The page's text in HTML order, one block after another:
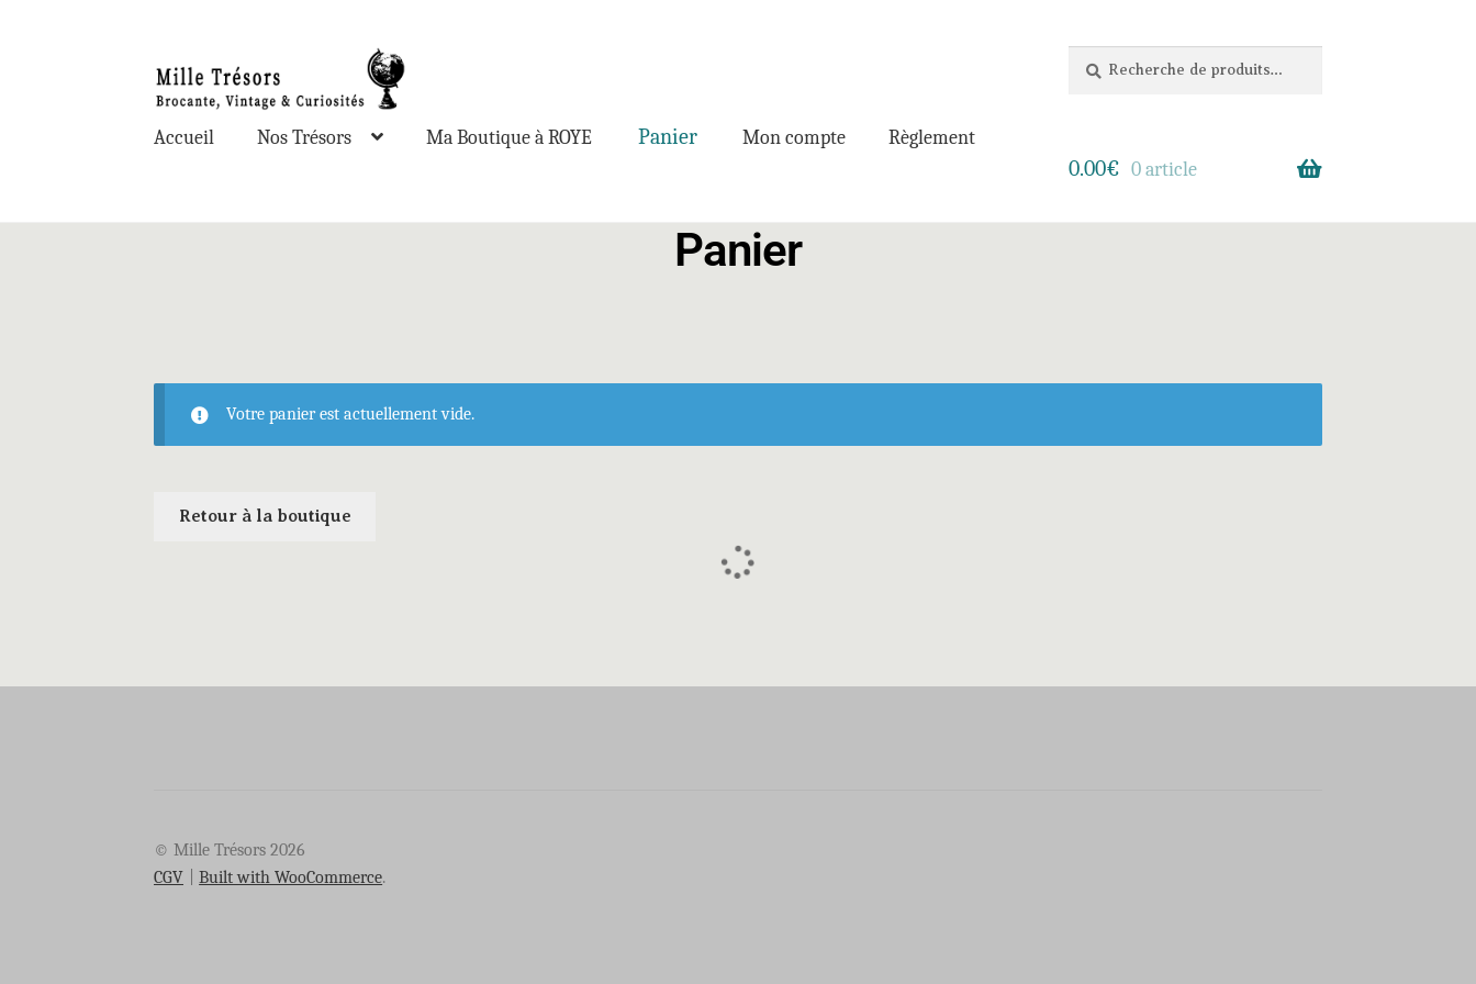
Accueil Nos Trésors Ma Boutique à ROYE Panier Mon compte Règlement
0.00€ 0 article
Panier
Votre panier est actuellement vide.
Retour à la boutique
© Mille Trésors 2026
CGV
Built with WooCommerce.